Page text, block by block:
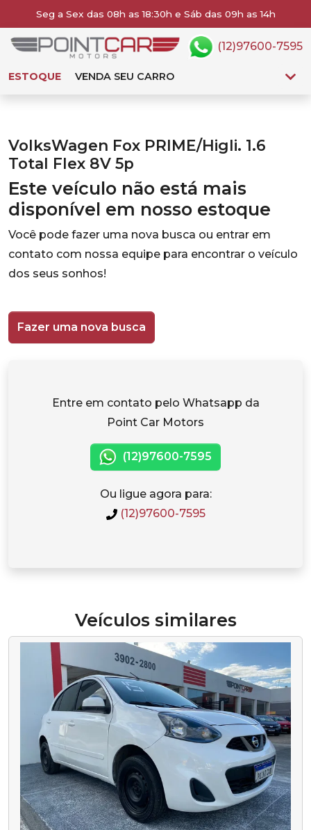
Seg a Sex das 08h as 18:30h e Sáb das 09h as 14h
ESTOQUE VENDA SEU CARRO
(12)97600-7595
VolksWagen Fox PRIME/Higli. 1.6
Total Flex 8V 5p
Este veículo não está mais
disponível em nosso estoque
Você pode fazer uma nova busca ou entrar em
contato com nossa equipe para encontrar o veículo
dos seus sonhos!
Fazer uma nova busca
Entre em contato pelo Whatsapp da
Point Car Motors
(12)97600-7595
Ou ligue agora para:
(12)97600-7595
Veículos similares